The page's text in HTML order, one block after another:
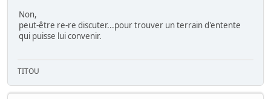
Non,
peut-être re-re discuter...pour trouver un terrain d'entente
qui puisse lui convenir.
TITOU